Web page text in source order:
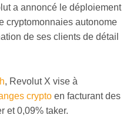
a annoncé le déploiement
cryptomonnaies autonome
de ses clients de détail
, Revolut X vise à
crypto en facturant des
et 0,09% taker.